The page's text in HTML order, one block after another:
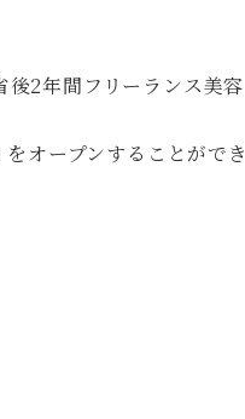
2年間フリーランス美容
オープンすることができ